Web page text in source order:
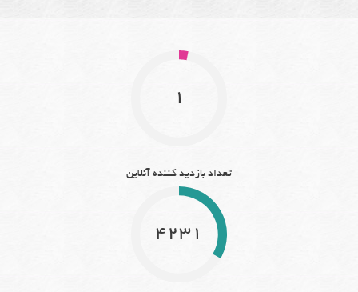
1
تعداد بازدید کننده آنلاین
4231